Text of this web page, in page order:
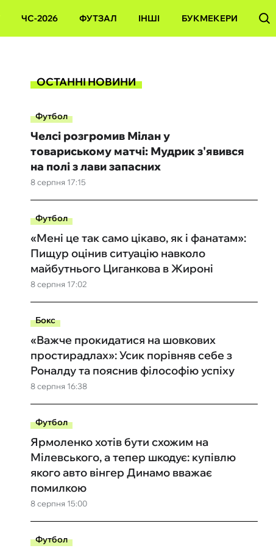
ЧС-2026 ФУТЗАЛ ІНШІ БУКМЕКЕРИ
ОСТАННІ НОВИНИ
Футбол
8 серпня 17:15
Челсі розгромив Мілан у
товариському матчі: Мудрик з'явився
на полі з лави запасних
Футбол
8 серпня 17:02
«Мені це так само цікаво, як і фанатам»:
Пищур оцінив ситуацію навколо
майбутнього Циганкова в Жироні
Бокс
8 серпня 16:38
«Важче прокидатися на шовкових
простирадлах»: Усик порівняв себе з
Роналду та пояснив філософію успіху
Футбол
8 серпня 15:00
Ярмоленко хотів бути схожим на
Мілевського, а тепер шкодує: купівлю
якого авто вінгер Динамо вважає
помилкою
Футбол